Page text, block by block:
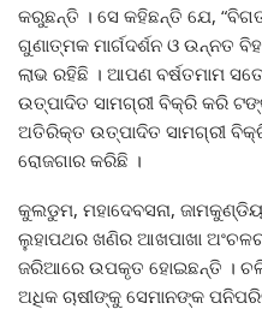
କରୁଛନ୍ତି । ସେ କହିଛନ୍ତି ଯେ,
ଗୁଣାତ୍ମକ ମାର୍ଗଦର୍ଶନ ଓ ଉନ୍ନତ
ଲାଭ ରହିଛି । ଆପଣ ବର୍ଷତମାମ
ଉତ୍ପାଦିତ ସାମଗ୍ରୀ ବିକ୍ରି କରି
ଅତିରିକ୍ତ ଉତ୍ପାଦିତ ସାମଗ୍ରୀ
ରୋଜଗାର କରିଛି ।
କୁଲଡୁମ, ମହାଦେବସନା,
ଲୁହାପଥର ଖଣିର ଆଖପାଖା
ଜରିଆରେ ଉପକୃତ ହୋଇଛନ୍ତି ।
ଅଧିକ ଚାଷୀଙ୍କୁ ସେମାନଙ୍କ